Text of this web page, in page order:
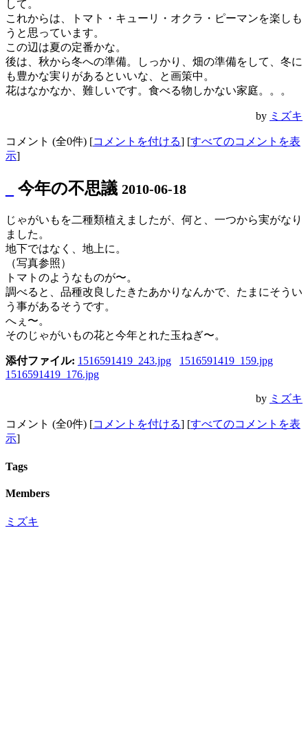
して。
これからは、トマト・キューリ・オクラ・ピーマンを楽しも
うと思っています。
この辺は夏の定番かな。
後は、秋から冬への準備。しっかり、畑の準備をして、冬に
も豊かな実りがあるといいな、と画策中。
花はなかなか、難しいです。食べる物しかない家庭。。。
by ミズキ
コメント (全0件) [コメントを付ける] [すべてのコメントを表
示]
今年の不思議 2010-06-18
じゃがいもを二種類植えましたが、何と、一つから実がなり
ました。
地下ではなく、地上に。
（写真参照）
トマトのようなものが〜。
調べると、品種改良したきたあかりなんかで、たまにそうい
う事があるそうです。
へぇ〜。
そのじゃがいもの花と今年とれた玉ねぎ〜。
添付ファイル: 1516591419_243.jpg
1516591419_159.jpg
1516591419_176.jpg
by ミズキ
コメント (全0件) [コメントを付ける] [すべてのコメントを表
示]
Tags
Members
ミズキ